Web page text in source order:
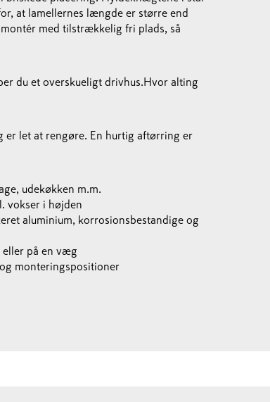
at lamellernes længde er større end
med tilstrækkelig fri plads, så
du et overskueligt drivhus.Hvor alting
er let at rengøre. En hurtig aftørring er
udekøkken m.m.
vokser i højden
aluminium, korrosionsbestandige og
eller på en væg
monteringspositioner